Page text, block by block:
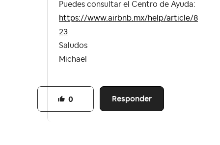
Puedes consultar el Centro de Ayuda:
https://www.airbnb.mx/help/article/8
23
Saludos
Michael
Responder
0